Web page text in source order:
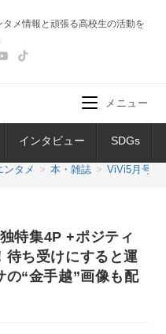
メ情報と頑張る高校生の活動を
インタビュー SDGs
メニュー
ンタメ > 本・雑誌 > ViVi5月号は
特集4P +ポジティ
待ち受けにすると運
の“金手越”画像も配